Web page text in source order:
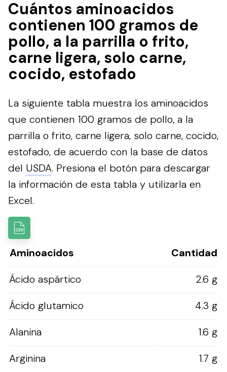
Cuántos aminoacidos
contienen 100 gramos de
pollo, a la parrilla o frito,
carne ligera, solo carne,
cocido, estofado
La siguiente tabla muestra los aminoacidos
que contienen 100 gramos de pollo, a la
parrilla o frito, carne ligera, solo carne, cocido,
estofado, de acuerdo con la base de datos
del USDA. Presiona el botón para descargar
la información de esta tabla y utilizarla en
Excel.
Aminoacidos
Cantidad
Ácido aspártico
2.6 g
Ácido glutamico
4.3 g
Alanina
1.6 g
Arginina
1.7 g